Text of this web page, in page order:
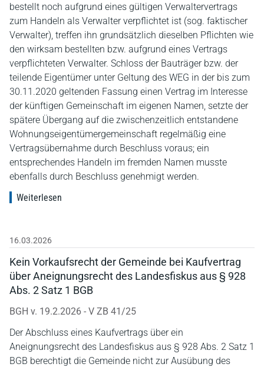
bestellt noch aufgrund eines gültigen Verwaltervertrags
zum Handeln als Verwalter verpflichtet ist (sog. faktischer
Verwalter), treffen ihn grundsätzlich dieselben Pflichten wie
den wirksam bestellten bzw. aufgrund eines Vertrags
verpflichteten Verwalter. Schloss der Bauträger bzw. der
teilende Eigentümer unter Geltung des WEG in der bis zum
30.11.2020 geltenden Fassung einen Vertrag im Interesse
der künftigen Gemeinschaft im eigenen Namen, setzte der
spätere Übergang auf die zwischenzeitlich entstandene
Wohnungseigentümergemeinschaft regelmäßig eine
Vertragsübernahme durch Beschluss voraus; ein
entsprechendes Handeln im fremden Namen musste
ebenfalls durch Beschluss genehmigt werden.
Weiterlesen
16.03.2026
Kein Vorkaufsrecht der Gemeinde bei Kaufvertrag
über Aneignungsrecht des Landesfiskus aus § 928
Abs. 2 Satz 1 BGB
BGH v. 19.2.2026 - V ZB 41/25
Der Abschluss eines Kaufvertrags über ein
Aneignungsrecht des Landesfiskus aus § 928 Abs. 2 Satz 1
BGB berechtigt die Gemeinde nicht zur Ausübung des